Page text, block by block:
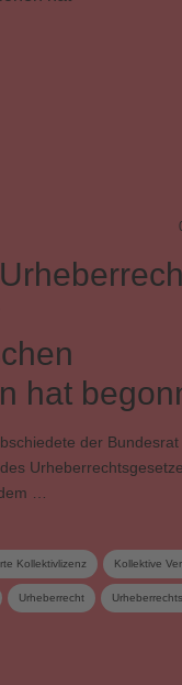
hat
der Bundesrat
…
Kollektivlizenz Kollektive
Urheberrecht